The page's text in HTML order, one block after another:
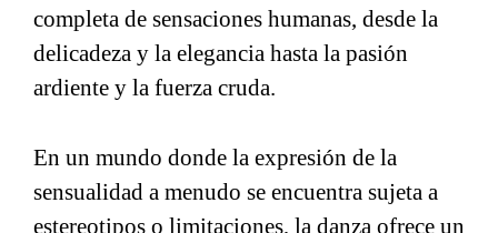
completa de sensaciones humanas, desde la
delicadeza y la elegancia hasta la pasión
ardiente y la fuerza cruda.
En un mundo donde la expresión de la
sensualidad a menudo se encuentra sujeta a
estereotipos o limitaciones, la danza ofrece un